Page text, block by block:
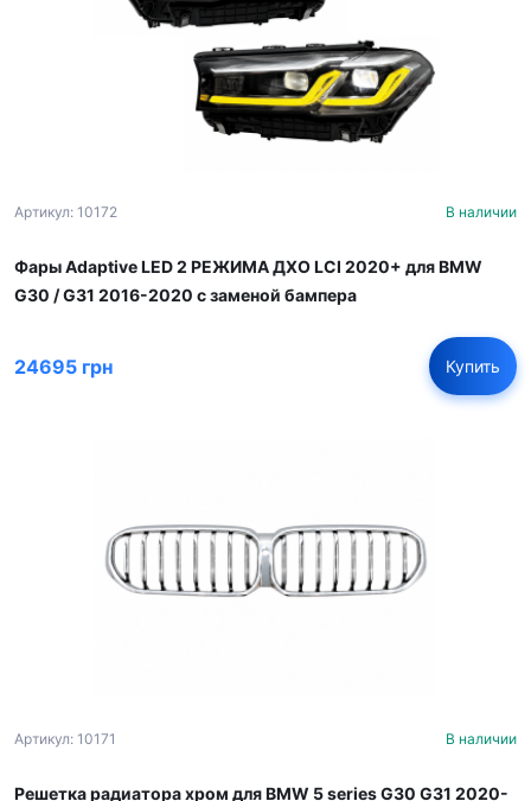
Артикул: 10172 В наличии
Фары Adaptive LED 2 РЕЖИМА ДХО LCI 2020+ для BMW
G30 / G31 2016-2020 с заменой бампера
24695 грн Купить
Артикул: 10171 В наличии
Решетка радиатора хром для BMW 5 series G30 G31 2020-